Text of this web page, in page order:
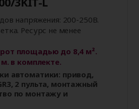
напряжения: 200-250В.
Ресурс не менее
площадью до 8,4 м².
в комплекте.
автоматики: привод,
2 пульта, монтажный
по монтажу и